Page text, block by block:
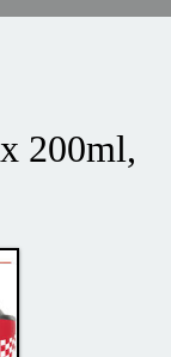
200ml,